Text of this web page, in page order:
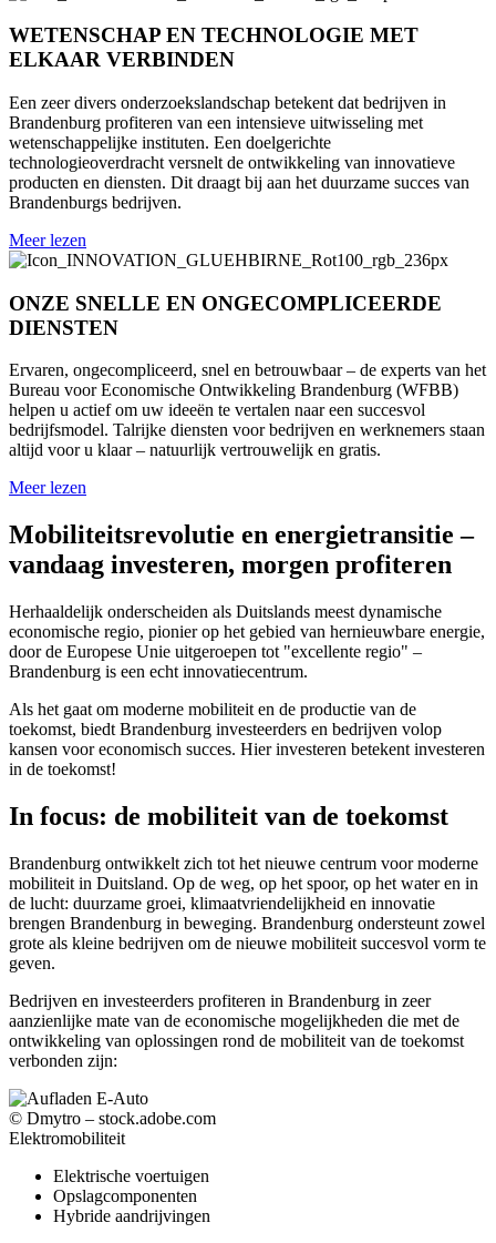
WETENSCHAP EN TECHNOLOGIE MET
ELKAAR VERBINDEN
Een zeer divers onderzoekslandschap betekent dat bedrijven in
Brandenburg profiteren van een intensieve uitwisseling met
wetenschappelijke instituten. Een doelgerichte
technologieoverdracht versnelt de ontwikkeling van innovatieve
producten en diensten. Dit draagt bij aan het duurzame succes van
Brandenburgs bedrijven.
Meer lezen
ONZE SNELLE EN ONGECOMPLICEERDE
DIENSTEN
Ervaren, ongecompliceerd, snel en betrouwbaar – de experts van het
Bureau voor Economische Ontwikkeling Brandenburg (WFBB)
helpen u actief om uw ideeën te vertalen naar een succesvol
bedrijfsmodel. Talrijke diensten voor bedrijven en werknemers staan
altijd voor u klaar – natuurlijk vertrouwelijk en gratis.
Meer lezen
Mobiliteitsrevolutie en energietransitie –
vandaag investeren, morgen profiteren
Herhaaldelijk onderscheiden als Duitslands meest dynamische
economische regio, pionier op het gebied van hernieuwbare energie,
door de Europese Unie uitgeroepen tot "excellente regio" –
Brandenburg is een echt innovatiecentrum.
Als het gaat om moderne mobiliteit en de productie van de
toekomst, biedt Brandenburg investeerders en bedrijven volop
kansen voor economisch succes. Hier investeren betekent investeren
in de toekomst!
In focus: de mobiliteit van de toekomst
Brandenburg ontwikkelt zich tot het nieuwe centrum voor moderne
mobiliteit in Duitsland. Op de weg, op het spoor, op het water en in
de lucht: duurzame groei, klimaatvriendelijkheid en innovatie
brengen Brandenburg in beweging. Brandenburg ondersteunt zowel
grote als kleine bedrijven om de nieuwe mobiliteit succesvol vorm te
geven.
Bedrijven en investeerders profiteren in Brandenburg in zeer
aanzienlijke mate van de economische mogelijkheden die met de
ontwikkeling van oplossingen rond de mobiliteit van de toekomst
verbonden zijn:
© Dmytro – stock.adobe.com
Elektromobiliteit
Elektrische voertuigen
Opslagcomponenten
Hybride aandrijvingen